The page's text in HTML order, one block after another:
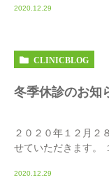
2020.12.29
CLINICBLOG
冬季休診のお知
２０２０年１２月２
せていただきます。
2020.12.29